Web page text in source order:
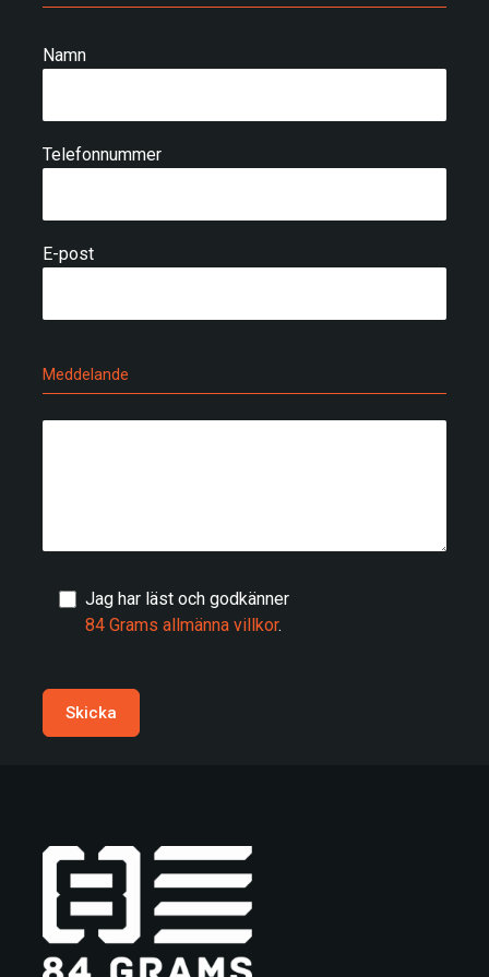
Namn
Telefonnummer
E-post
Meddelande
Jag har läst och godkänner
84 Grams allmänna villkor.
Skicka